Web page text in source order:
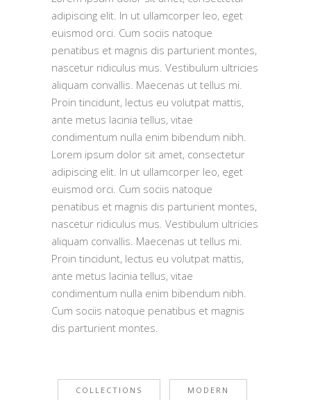
adipiscing elit. In ut ullamcorper leo, eget
euismod orci. Cum sociis natoque
penatibus et magnis dis parturient montes,
nascetur ridiculus mus. Vestibulum ultricies
aliquam convallis. Maecenas ut tellus mi.
Proin tincidunt, lectus eu volutpat mattis,
ante metus lacinia tellus, vitae
condimentum nulla enim bibendum nibh.
Lorem ipsum dolor sit amet, consectetur
adipiscing elit. In ut ullamcorper leo, eget
euismod orci. Cum sociis natoque
penatibus et magnis dis parturient montes,
nascetur ridiculus mus. Vestibulum ultricies
aliquam convallis. Maecenas ut tellus mi.
Proin tincidunt, lectus eu volutpat mattis,
ante metus lacinia tellus, vitae
condimentum nulla enim bibendum nibh.
Cum sociis natoque penatibus et magnis
dis parturient montes.
COLLECTIONS MODERN